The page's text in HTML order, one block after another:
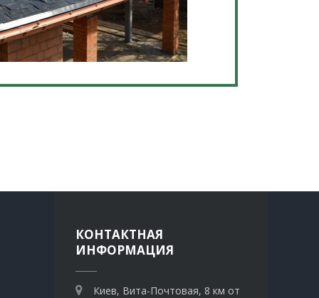
КОНТАКТНАЯ
ИНФОРМАЦИЯ
Киев, Вита-Почтовая, 8 км от